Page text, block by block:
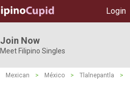
Login
Join Now
Meet Filipino Singles
Mexican > México > Tlalnepantla
>